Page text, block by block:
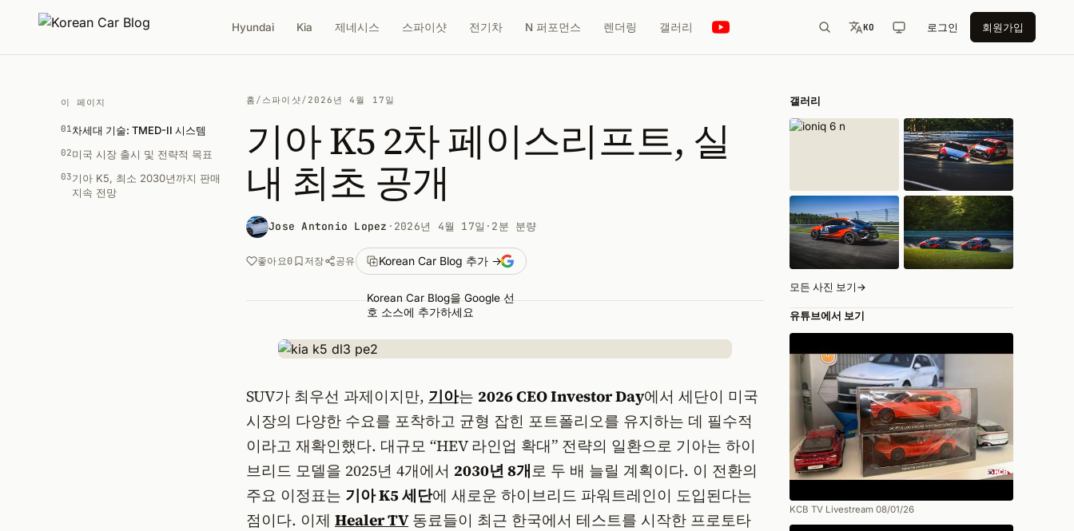
Hyundai Kia 제네시스 스파이샷 전기차 N 퍼포먼스 렌더링 갤러리 KO 로그인 회원가입
이 페이지
01차세대 기술: TMED-II 시스템
02미국 시장 출시 및 전략적 목표
03기아 K5, 최소 2030년까지 판매
지속 전망
홈 / 스파이샷/ 2026년 4월 17일
기아 K5 2차 페이스리프트, 실
내 최초 공개
Jose Antonio Lopez · 2026년 4월 17일 · 2분 분량
좋아요0 저장 공유 Korean Car Blog 추가 →
Korean Car Blog을 Google 선
호 소스에 추가하세요
SUV가 최우선 과제이지만, 기아는 2026 CEO Investor Day에서 세단이 미국
시장의 다양한 수요를 포착하고 균형 잡힌 포트폴리오를 유지하는 데 필수적
이라고 재확인했다. 대규모 “HEV 라인업 확대” 전략의 일환으로 기아는 하이
브리드 모델을 2025년 4개에서 2030년 8개로 두 배 늘릴 계획이다. 이 전환의
주요 이정표는 기아 K5 세단에 새로운 하이브리드 파워트레인이 도입된다는
점이다. 이제 Healer TV동료들이 최근 한국에서 테스트를 시작한 프로토타
갤러리
모든 사진 보기 →
유튜브에서 보기
KCB TV Livestream 08/01/26